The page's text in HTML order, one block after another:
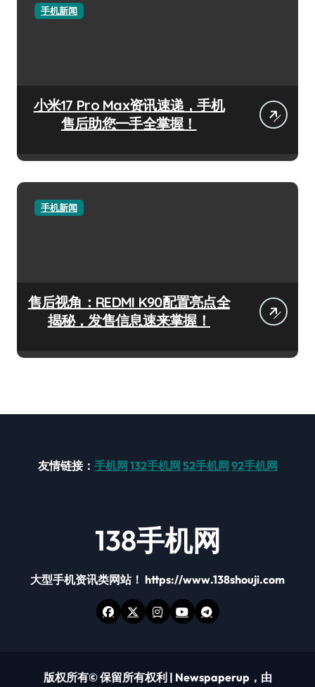
手机新闻
小米17 Pro Max资讯速递，手机
售后助您一手全掌握！
手机新闻
售后视角：REDMI K90配置亮点全
揭秘，发售信息速来掌握！
友情链接： 手机网 132手机网 52手机网 92手机网
138手机网
大型手机资讯类网站！ https://www.138shouji.com
版权所有© 保留所有权利 | Newspaperup ，由